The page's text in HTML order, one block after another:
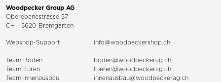
Woodpecker Group AG
Oberebenestrasse 57
CH - 5620 Bremgarten
Webshop-Support info@woodpeckershop.ch
Team Boden
boden@woodpeckerag.ch
Team Türen
tueren@woodpeckerag.ch
Team Innenausbau
innenausbau@woodpeckerag.ch